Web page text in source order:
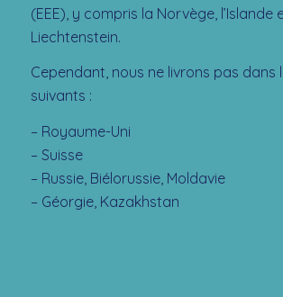
(EEE), y compris la Norvège, l’Islande
Liechtenstein.
Cependant, nous ne livrons pas dans
suivants :
– Royaume-Uni
– Suisse
– Russie, Biélorussie, Moldavie
– Géorgie, Kazakhstan